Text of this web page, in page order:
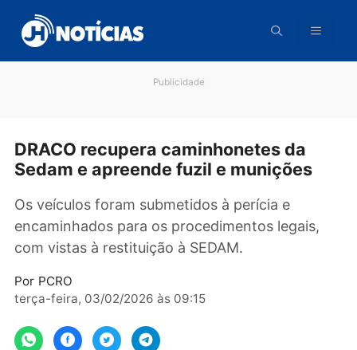
para
conteúdo
DRACO recupera caminhonetes da
Os veículos foram submetidos à perícia e
encaminhados para os procedimentos legais,
com vistas à restituição à SEDAM.
Por
terça-feira, 03/02/2026 às 09:15